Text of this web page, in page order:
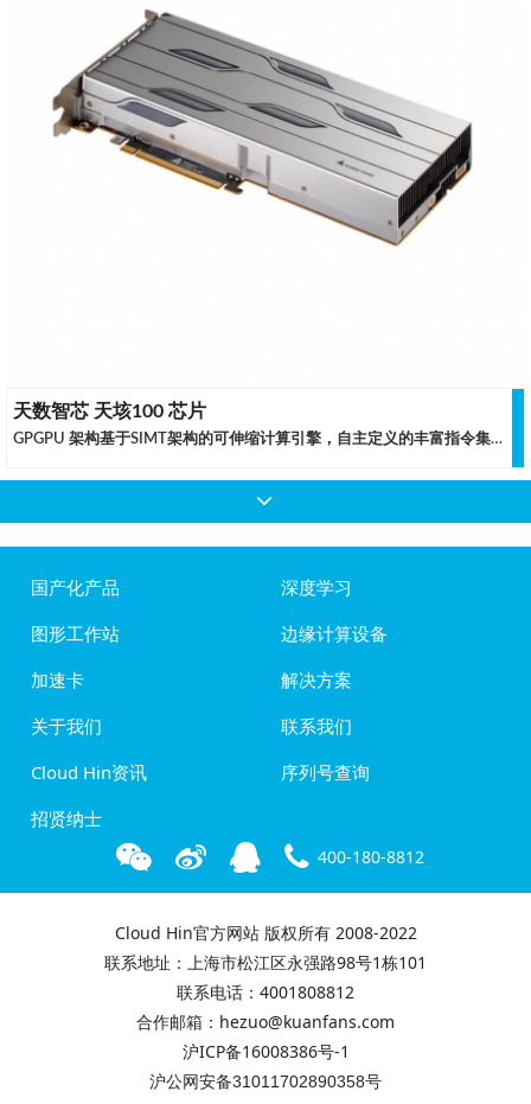
天数智芯 天垓100 芯片
GPGPU 架构基于SIMT架构的可伸缩计算引擎，自主定义的丰富指令集支持GPU通用并行编程模型。内建FP32/FP16/BF16/INT多种数据类型指令，支持混合精度AI训练。CoWoS HBM2 7 纳米制程、容纳240亿晶体管，2.5D CoWoS封装，提供1.2TB/s超大带宽和32GB超大容量内存,给海量数据并行处理引擎提供充足的数据支持。主流生态兼容，支持主流的深度学习开发框架，兼容主流GPU的编程模式，有效对接现有软件生态，易于扩展支持新的算法与应用领域，帮助用户轻松实现无痛迁移。
国产化产品
深度学习
图形工作站
边缘计算设备
加速卡
解决方案
关于我们
联系我们
Cloud Hin资讯
序列号查询
招贤纳士
400-180-8812
Cloud Hin官方网站 版权所有 2008-2022
联系地址：上海市松江区永强路98号1栋101
联系电话：4001808812
合作邮箱：hezuo@kuanfans.com
沪ICP备16008386号-1
沪公网安备31011702890358号